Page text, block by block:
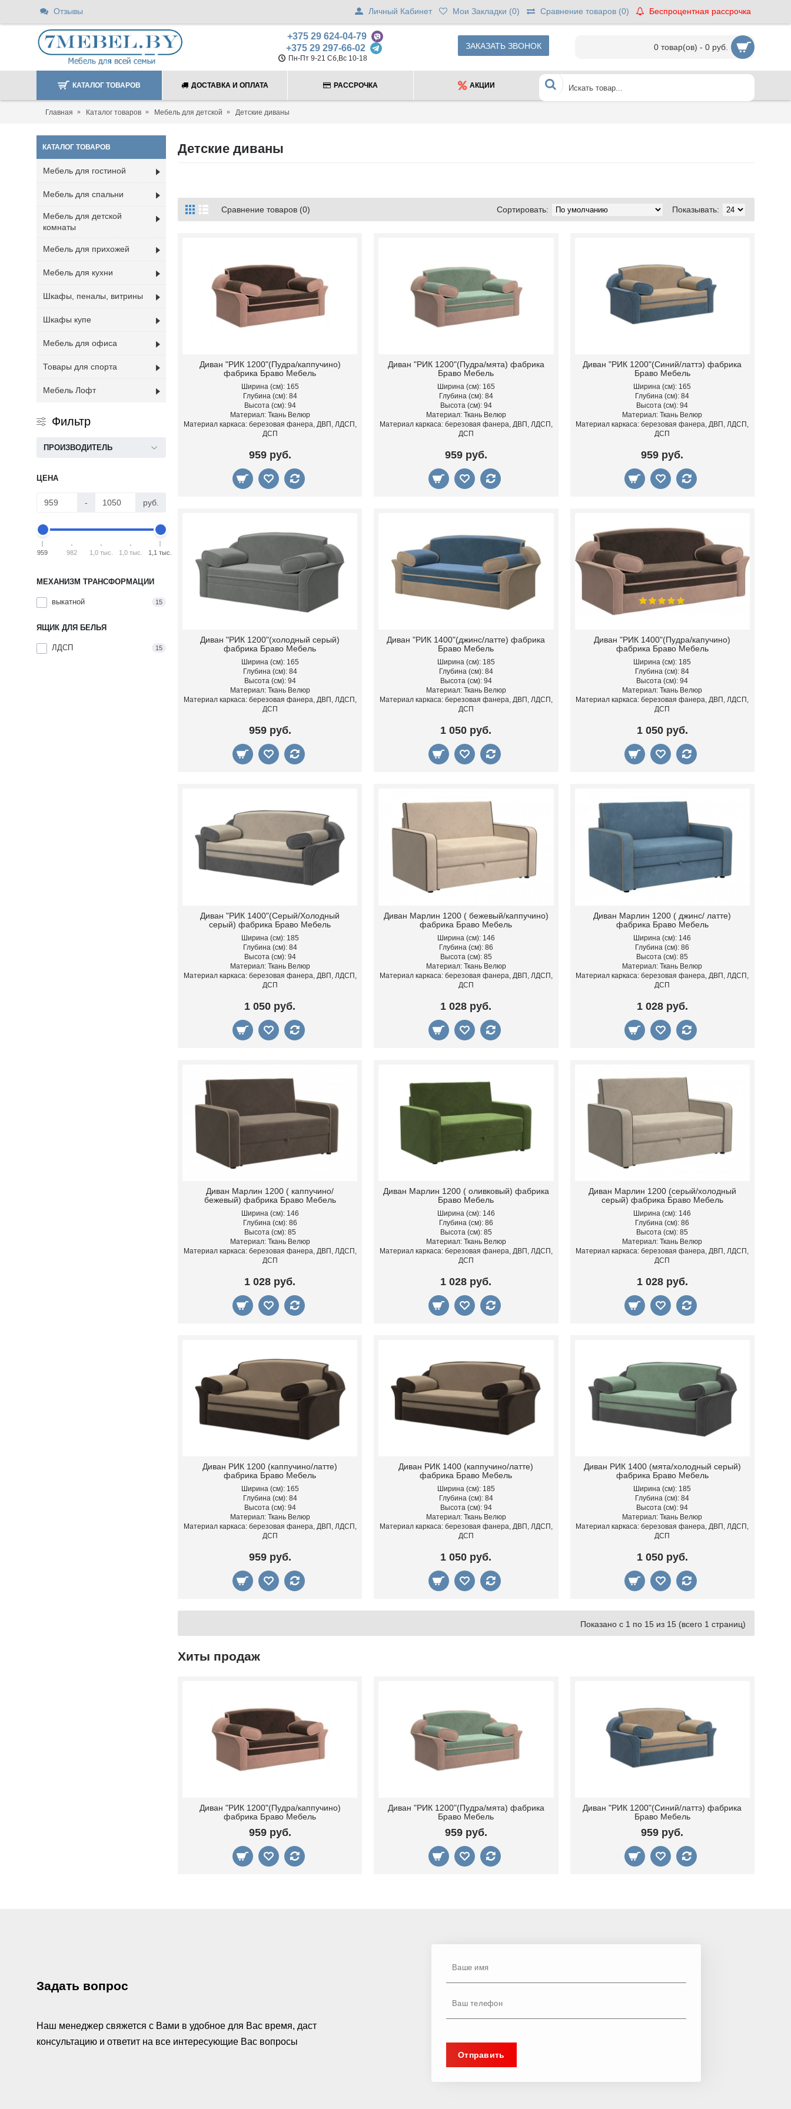
Отзывы Личный Кабинет Мои Закладки (0) Сравнение товаров (0) Беспроцентная рассрочка
+375 29 624-04-79
+375 29 297-66-02
Пн-Пт 9-21 Сб,Вс 10-18
ЗАКАЗАТЬ ЗВОНОК 0 товар(ов) - 0 руб.
КАТАЛОГ ТОВАРОВ ДОСТАВКА И ОПЛАТА РАССРОЧКА АКЦИИ
Главная Каталог товаров Мебель для детской Детские диваны
КАТАЛОГ ТОВАРОВ
Мебель для гостиной
Мебель для спальни
Мебель для детской
комнаты
Мебель для прихожей
Мебель для кухни
Шкафы, пеналы, витрины
Шкафы купе
Мебель для офиса
Товары для спорта
Мебель Лофт
Фильтр
ПРОИЗВОДИТЕЛЬ
ЦЕНА
- руб.
959 982 1,0 тыс. 1,0 тыс. 1,1 тыс.
МЕХАНИЗМ ТРАНСФОРМАЦИИ
выкатной 15
ЯЩИК ДЛЯ БЕЛЬЯ
ЛДСП 15
Детские диваны
Сравнение товаров (0) Показывать:
Сортировать:
Диван "РИК 1200"(Пудра/каппучино)
фабрика Браво Мебель
Ширина (см): 165
Глубина (см): 84
Высота (см): 94
Материал: Ткань Велюр
Материал каркаса: березовая фанера, ДВП, ЛДСП,
ДСП
959 руб.
Диван "РИК 1200"(Пудра/мята) фабрика
Браво Мебель
Ширина (см): 165
Глубина (см): 84
Высота (см): 94
Материал: Ткань Велюр
Материал каркаса: березовая фанера, ДВП, ЛДСП,
ДСП
959 руб.
Диван "РИК 1200"(Синий/латтэ) фабрика
Браво Мебель
Ширина (см): 165
Глубина (см): 84
Высота (см): 94
Материал: Ткань Велюр
Материал каркаса: березовая фанера, ДВП, ЛДСП,
ДСП
959 руб.
Диван "РИК 1200"(холодный серый)
фабрика Браво Мебель
Ширина (см): 165
Глубина (см): 84
Высота (см): 94
Материал: Ткань Велюр
Материал каркаса: березовая фанера, ДВП, ЛДСП,
ДСП
959 руб.
Диван "РИК 1400"(джинс/латте) фабрика
Браво Мебель
Ширина (см): 185
Глубина (см): 84
Высота (см): 94
Материал: Ткань Велюр
Материал каркаса: березовая фанера, ДВП, ЛДСП,
ДСП
1 050 руб.
Диван "РИК 1400"(Пудра/капучино)
фабрика Браво Мебель
Ширина (см): 185
Глубина (см): 84
Высота (см): 94
Материал: Ткань Велюр
Материал каркаса: березовая фанера, ДВП, ЛДСП,
ДСП
1 050 руб.
Диван "РИК 1400"(Серый/Холодный
серый) фабрика Браво Мебель
Ширина (см): 185
Глубина (см): 84
Высота (см): 94
Материал: Ткань Велюр
Материал каркаса: березовая фанера, ДВП, ЛДСП,
ДСП
1 050 руб.
Диван Марлин 1200 ( бежевый/каппучино)
фабрика Браво Мебель
Ширина (см): 146
Глубина (см): 86
Высота (см): 85
Материал: Ткань Велюр
Материал каркаса: березовая фанера, ДВП, ЛДСП,
ДСП
1 028 руб.
Диван Марлин 1200 ( джинс/ латте)
фабрика Браво Мебель
Ширина (см): 146
Глубина (см): 86
Высота (см): 85
Материал: Ткань Велюр
Материал каркаса: березовая фанера, ДВП, ЛДСП,
ДСП
1 028 руб.
Диван Марлин 1200 ( каппучино/
бежевый) фабрика Браво Мебель
Ширина (см): 146
Глубина (см): 86
Высота (см): 85
Материал: Ткань Велюр
Материал каркаса: березовая фанера, ДВП, ЛДСП,
ДСП
1 028 руб.
Диван Марлин 1200 ( оливковый) фабрика
Браво Мебель
Ширина (см): 146
Глубина (см): 86
Высота (см): 85
Материал: Ткань Велюр
Материал каркаса: березовая фанера, ДВП, ЛДСП,
ДСП
1 028 руб.
Диван Марлин 1200 (серый/холодный
серый) фабрика Браво Мебель
Ширина (см): 146
Глубина (см): 86
Высота (см): 85
Материал: Ткань Велюр
Материал каркаса: березовая фанера, ДВП, ЛДСП,
ДСП
1 028 руб.
Диван РИК 1200 (каппучино/латте)
фабрика Браво Мебель
Ширина (см): 165
Глубина (см): 84
Высота (см): 94
Материал: Ткань Велюр
Материал каркаса: березовая фанера, ДВП, ЛДСП,
ДСП
959 руб.
Диван РИК 1400 (каппучино/латте)
фабрика Браво Мебель
Ширина (см): 185
Глубина (см): 84
Высота (см): 94
Материал: Ткань Велюр
Материал каркаса: березовая фанера, ДВП, ЛДСП,
ДСП
1 050 руб.
Диван РИК 1400 (мята/холодный серый)
фабрика Браво Мебель
Ширина (см): 185
Глубина (см): 84
Высота (см): 94
Материал: Ткань Велюр
Материал каркаса: березовая фанера, ДВП, ЛДСП,
ДСП
1 050 руб.
Показано с 1 по 15 из 15 (всего 1 страниц)
Хиты продаж
Диван "РИК 1200"(Пудра/каппучино)
фабрика Браво Мебель
959 руб.
Диван "РИК 1200"(Пудра/мята) фабрика
Браво Мебель
959 руб.
Диван "РИК 1200"(Синий/латтэ) фабрика
Браво Мебель
959 руб.
Задать вопрос
Наш менеджер свяжется с Вами в удобное для Вас время, даст
консультацию и ответит на все интересующие Вас вопросы